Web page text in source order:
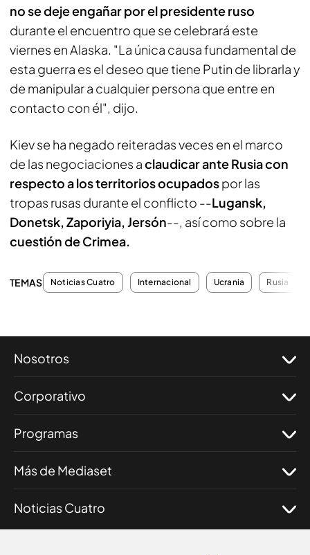
no se deje engañar por el presidente ruso
durante el encuentro que se celebrará este
viernes en Alaska. "La única causa fundamental de
esta guerra es el deseo que tiene Putin de librarla y
de manipular a cualquier persona que entre en
contacto con él", dijo.
Kiev se ha negado reiteradas veces en el marco
de las negociaciones aclaudicar ante Rusia con
respecto a los territorios ocupadospor las
tropas rusas durante el conflicto --Lugansk,
Donetsk, Zaporiyia, Jersón--, así como sobre la
cuestión de Crimea.
TEMAS Noticias Cuatro Internacional Ucrania Rusia
Nosotros
Corporativo
Programas
Más de Mediaset
Noticias Cuatro